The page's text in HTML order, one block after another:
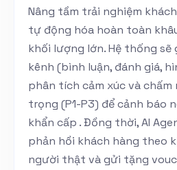
Nâng tầm trải nghiệm
tự động hóa hoàn toàn
khối lượng lớn. Hệ thống sẽ
kênh (bình luận, đánh giá,
phân tích cảm xúc và chấm
trọng (P1-P3) để cảnh báo
khẩn cấp . Đồng thời, AI
phản hồi khách hàng theo
người thật và gửi tặng